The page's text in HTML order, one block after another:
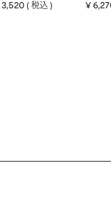
3,520 税込
¥